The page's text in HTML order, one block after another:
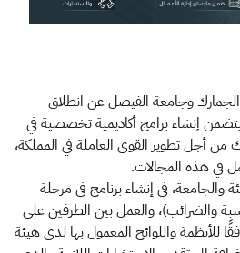
وجامعة الفيصل عن انطلاق
إنشاء برامج أكاديمية تخصصية في
من أجل تطوير القوى العاملة في المملكة،
في هذه المجالات.
والجامعة، في إنشاء برنامج في مرحلة
والضرائب)، والعمل بين الطرفين على
للأنظمة واللوائح المعمول بها لدى هيئة